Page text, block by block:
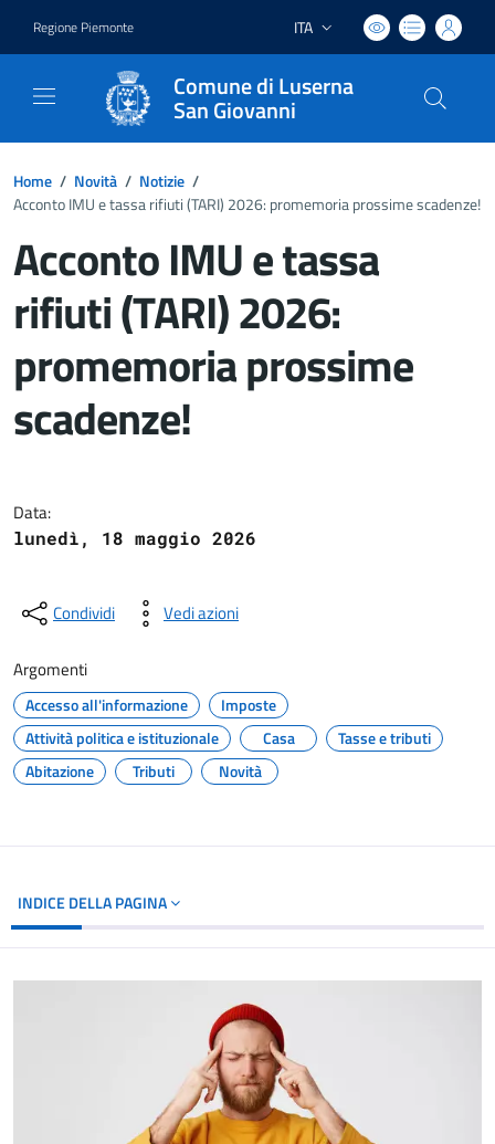
Regione Piemonte Lingua attiva:
ITA
Comune di Luserna
San Giovanni
Home / Novità / Notizie /
Acconto IMU e tassa rifiuti (TARI) 2026: promemoria prossime scadenze!
Acconto IMU e tassa
rifiuti (TARI) 2026:
promemoria prossime
scadenze!
Data:
lunedì, 18 maggio 2026
Condividi Vedi azioni
Argomenti
Accesso all'informazione
Imposte
Attività politica e istituzionale
Casa
Tasse e tributi
Abitazione
Tributi Novità
INDICE DELLA PAGINA